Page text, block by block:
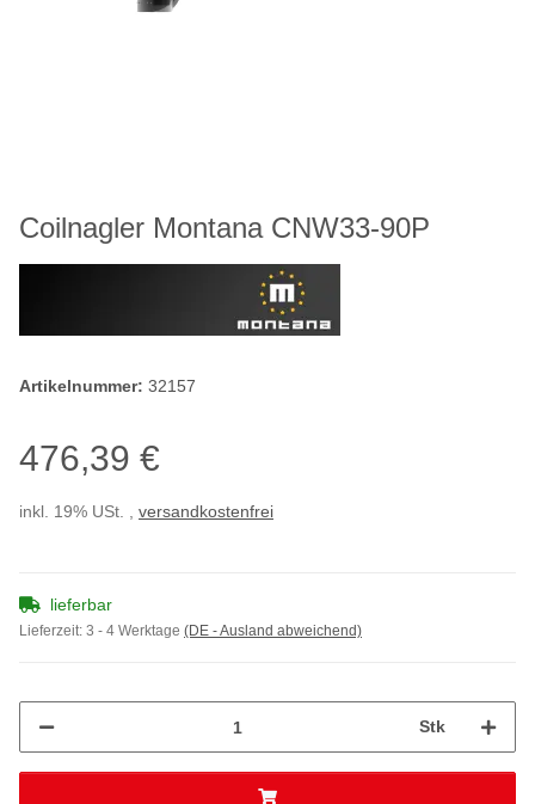
Coilnagler Montana CNW33-90P
Artikelnummer: 32157
476,39 €
inkl. 19% USt. , versandkostenfrei
lieferbar
Lieferzeit: 3 - 4 Werktage (DE - Ausland abweichend)
Stk